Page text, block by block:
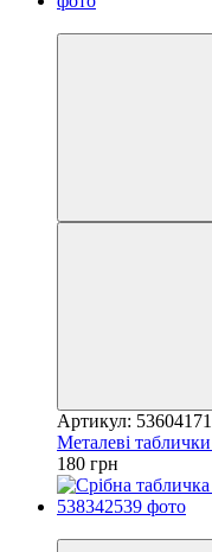
Артикул:
Металеві
180 грн